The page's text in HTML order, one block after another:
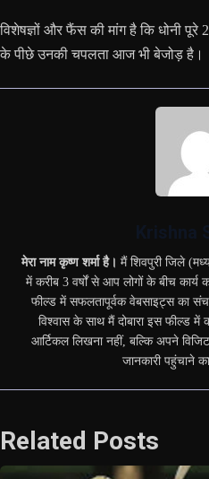
विशेषज्ञों और फैंस की मांग है कि धोनी
के पीछे उनकी चपलता आज भी बेजोड़ है।
मेरा नाम कृष्ण शर्मा है। मैं शिवपुरी जिले
में करीब 3 वर्षों से आप लोगों के बीच
फील्ड में सफलतापूर्वक वेबसाइट्स का
विश्वास के साथ मैं दोबारा इस फील्ड
आर्टिकल लिखना नहीं, बल्कि अपने
जानकारी पहुंचाने
Related Posts